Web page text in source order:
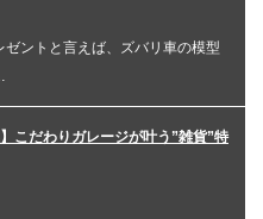
ントと言えば、ズバリ車の模型
】こだわりガレージが叶う”雑貨”特